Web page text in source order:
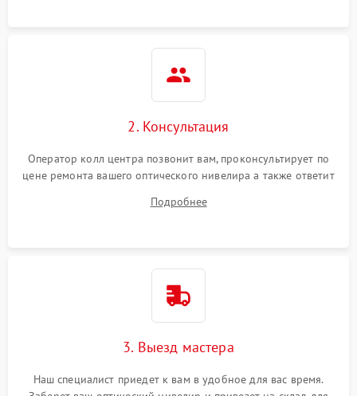
2. Консультация
Оператор колл центра позвонит вам, проконсультирует по
цене ремонта вашего оптического нивелира а также ответит
Подробнее
3. Выезд мастера
Наш специалист приедет к вам в удобное для вас время.